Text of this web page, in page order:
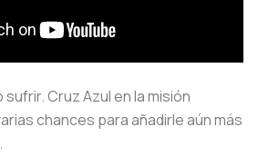
Cruz Azul en la misión
chances para añadirle aún más